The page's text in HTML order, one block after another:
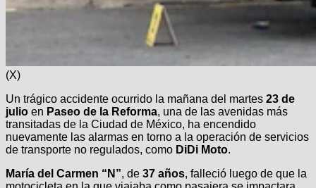
(X)
Un trágico accidente ocurrido la mañana del martes 23 de
julio en Paseo de la Reforma, una de las avenidas más
transitadas de la Ciudad de México, ha encendido
nuevamente las alarmas en torno a la operación de servicios
de transporte no regulados, como DiDi Moto.
María del Carmen “N”, de 37 años, falleció luego de que la